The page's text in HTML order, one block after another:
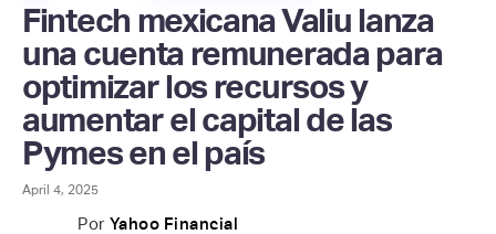
Fintech mexicana Valiu lanza
una cuenta remunerada para
optimizar los recursos y
aumentar el capital de las
Pymes en el país
April 4, 2025
Por Yahoo Financial